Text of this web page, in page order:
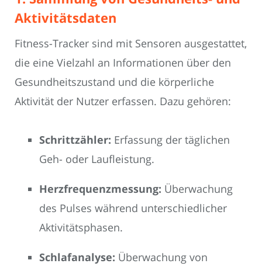
Aktivitätsdaten
Fitness-Tracker sind mit Sensoren ausgestattet,
die eine Vielzahl an Informationen über den
Gesundheitszustand und die körperliche
Aktivität der Nutzer erfassen. Dazu gehören:
Schrittzähler: Erfassung der täglichen
Geh- oder Laufleistung.
Herzfrequenzmessung: Überwachung
des Pulses während unterschiedlicher
Aktivitätsphasen.
Schlafanalyse: Überwachung von